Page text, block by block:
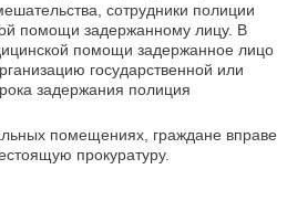
сотрудники полиции
помощи задержанному лицу. В
помощи задержанное лицо
государственной или
задержания полиция
помещениях, граждане вправе
прокуратуру.